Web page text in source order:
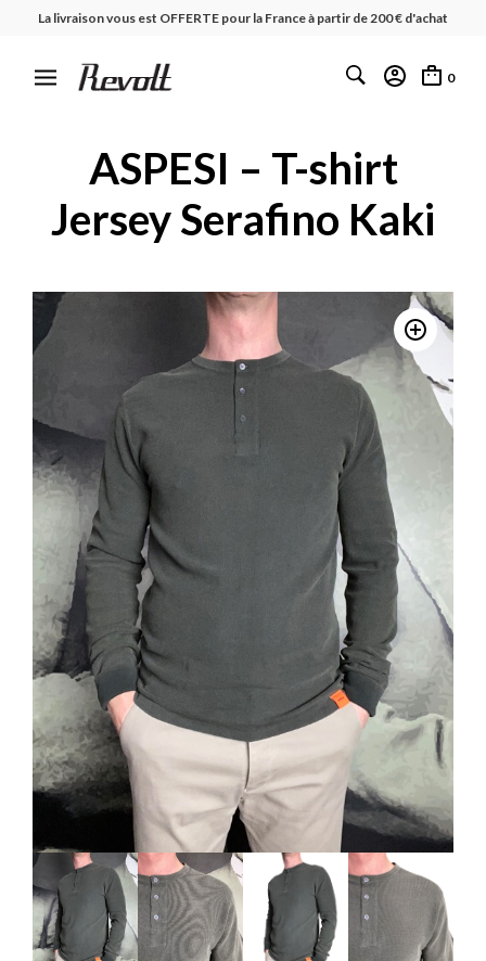
La livraison vous est OFFERTE pour la France à partir de 200 € d'achat
0
ASPESI – T-shirt
Jersey Serafino Kaki